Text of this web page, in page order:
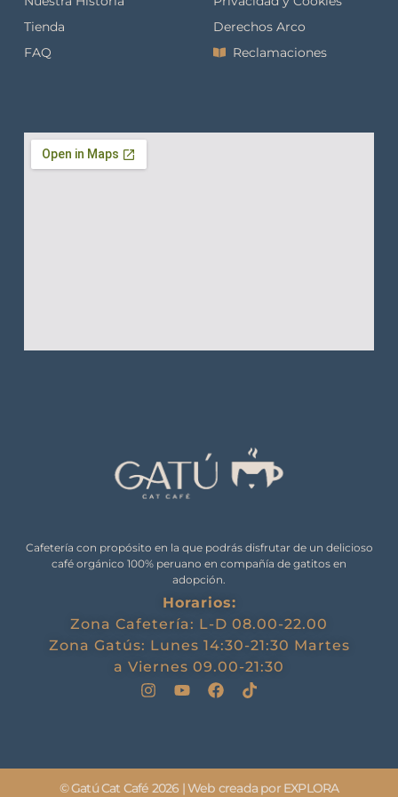
Cafetería con propósito en la que podrás disfrutar de un delicioso
café orgánico 100% peruano en compañía de gatitos en
adopción.
Horarios:
Zona Cafetería: L-D 08.00-22.00
Zona Gatús: Lunes 14:30-21:30 Martes
a Viernes 09.00-21:30
Tienda
FAQ
Derechos Arco
Reclamaciones
© Gatú Cat Café 2026 | Web creada por EXPLORA